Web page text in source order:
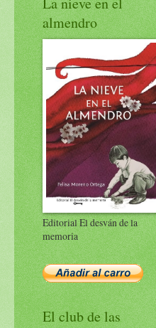
almendro
Editorial El desván de la
memoria
El club de las